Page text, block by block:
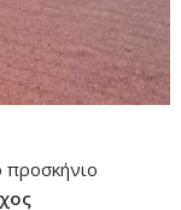
προσκήνιο